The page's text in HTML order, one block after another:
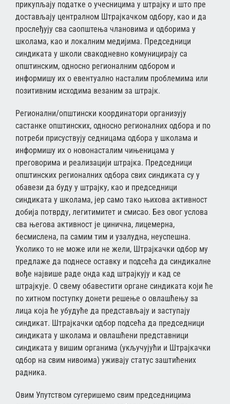
прикупљају податке о учесницима у штрајку и што пре
достављају централном Штрајкачком одбору, као и да
прослеђују сва саопштења члановима и одборима у
школама, као и локалним медијима. Председници
синдиката у школи свакодневно комуницирају са
општинским, односно регионалним одбором и
информишу их о евентуално насталим проблемима или
позитивним исходима везаним за штрајк.
Регионални/општински координатори организују
састанке општинских, односно регионалних одбора и по
потреби присуствују седницама одбора у школама и
информишу их о новонасталим чињеницама у
преговорима и реализацији штрајка. Председници
општинских регионалних одбора свих синдиката су у
обавези да буду у штрајку, као и председници
синдиката у школама, јер само тако њихова активност
добија потврду, легитимитет и смисао. Без овог услова
сва његова активност је цинична, лицемерна,
бесмислена, па самим тим и узалудна, неуспешна.
Уколико то не може или не жели, Штрајкачки одбор му
предлаже да поднесе оставку и подсећа да синдикалне
вође највише раде онда кад штрајкују и кад се
штрајкује. О свему обавестити органе синдиката који ће
по хитном поступку донети решење о овлашћењу за
лица која ће убудуће да представљају и заступају
синдикат. Штрајкачки одбор подсећа да председници
синдиката у школама и овлашћени представници
синдиката у вишим органима (укључујући и Штрајкачки
одбор на свим нивоима) уживају статус заштићених
радника.
Овим Упутством сугеришемо свим председницима